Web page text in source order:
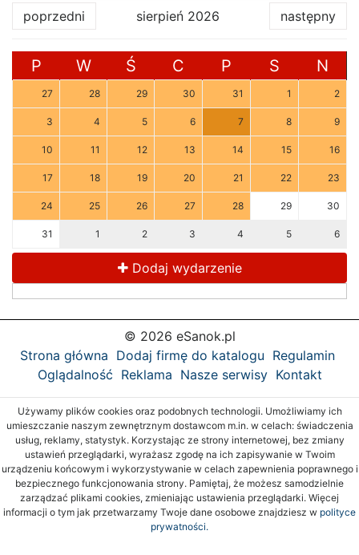
poprzedni sierpień 2026 następny
P W Ś C P S N
27 28 29 30 31 1 2
3 4 5 6 7 8 9
10 11 12 13 14 15 16
17 18 19 20 21 22 23
24 25 26 27 28 29 30
31 1 2 3 4 5 6
Dodaj wydarzenie
© 2026 eSanok.pl
Strona główna Dodaj firmę do katalogu Regulamin
Oglądalność Reklama Nasze serwisy Kontakt
Używamy plików cookies oraz podobnych technologii. Umożliwiamy ich
umieszczanie naszym zewnętrznym dostawcom m.in. w celach: świadczenia
usług, reklamy, statystyk. Korzystając ze strony internetowej, bez zmiany
ustawień przeglądarki, wyrażasz zgodę na ich zapisywanie w Twoim
urządzeniu końcowym i wykorzystywanie w celach zapewnienia poprawnego i
bezpiecznego funkcjonowania strony. Pamiętaj, że możesz samodzielnie
zarządzać plikami cookies, zmieniając ustawienia przeglądarki. Więcej
informacji o tym jak przetwarzamy Twoje dane osobowe znajdziesz w polityce
prywatności.